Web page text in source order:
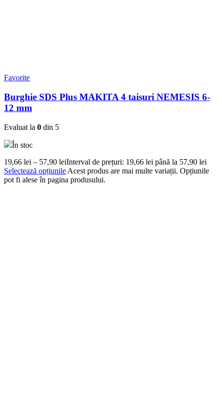
Favorite
Burghie SDS Plus MAKITA 4 taisuri NEMESIS 6-
12 mm
Evaluat la 0 din 5
În stoc
19,66 lei – 57,90 leiInterval de prețuri: 19,66 lei până la 57,90 lei
Selectează opțiunile Acest produs are mai multe variații. Opțiunile
pot fi alese în pagina produsului.